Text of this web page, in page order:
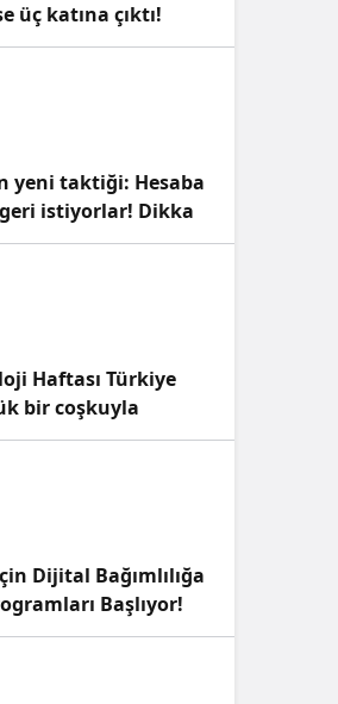
üç katına çıktı!
yeni taktiği: Hesaba
istiyorlar! Dikkat
Haftası Türkiye
bir coşkuyla
ve
Dijital Bağımlılığa
Başlıyor!